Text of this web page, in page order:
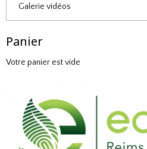
Galerie vidéos
Panier
Votre panier est vide